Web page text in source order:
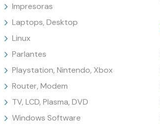
Impresoras
Laptops, Desktop
Linux
Parlantes
Playstation, Nintendo, Xbox
Router, Modem
TV, LCD, Plasma, DVD
Windows Software